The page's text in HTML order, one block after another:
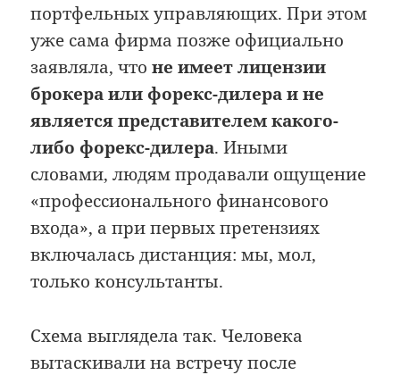
портфельных управляющих. При этом
уже сама фирма позже официально
заявляла, чтоне имеет лицензии
брокера или форекс-дилера и не
является представителем какого-
либо форекс-дилера. Иными
словами, людям продавали ощущение
«профессионального финансового
входа», а при первых претензиях
включалась дистанция: мы, мол,
только консультанты.
Схема выглядела так. Человека
вытаскивали на встречу после